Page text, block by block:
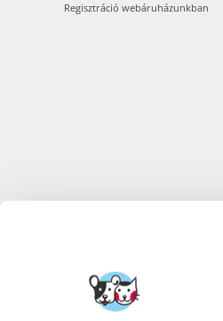
Regisztráció webáruházunkban